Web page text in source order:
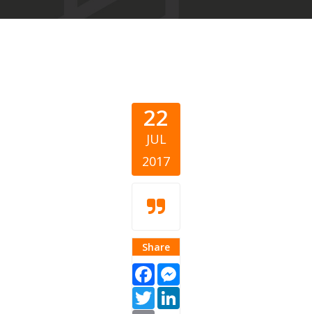
22
JUL
2017
Share
Facebook
Twitter